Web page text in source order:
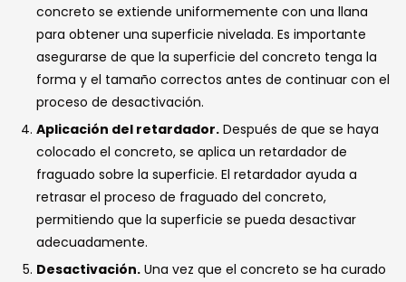
concreto se extiende uniformemente con una llana
para obtener una superficie nivelada. Es importante
asegurarse de que la superficie del concreto tenga la
forma y el tamaño correctos antes de continuar con el
proceso de desactivación.
Aplicación del retardador. Después de que se haya
colocado el concreto, se aplica un retardador de
fraguado sobre la superficie. El retardador ayuda a
retrasar el proceso de fraguado del concreto,
permitiendo que la superficie se pueda desactivar
adecuadamente.
Desactivación. Una vez que el concreto se ha curado